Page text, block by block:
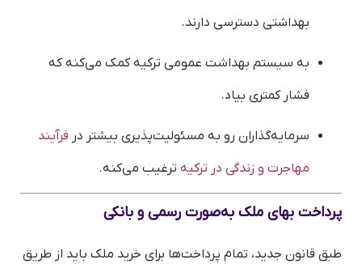
بهداشتی دسترسی دارند.
به سیستم بهداشت عمومی ترکیه کمک می‌کنه که
فشار کمتری بیاد.
سرمایه‌گذاران رو به مسئولیت‌پذیری بیشتر در فرآیند
مهاجرت و زندگی در ترکیه ترغیب می‌کنه.
پرداخت بهای ملک به‌صورت رسمی و بانکی
طبق قانون جدید، تمام پرداخت‌ها برای خرید ملک باید از طریق